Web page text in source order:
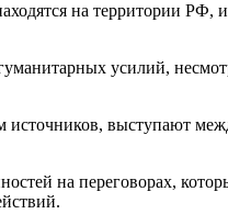
на территории РФ,
усилий,
выступают
на переговорах,